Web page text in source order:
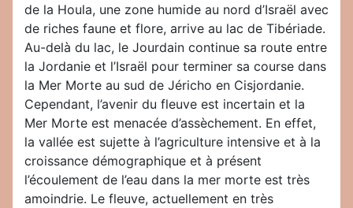
de la Houla, une zone humide au nord d’Israël avec
de riches faune et flore, arrive au lac de Tibériade.
Au-delà du lac, le Jourdain continue sa route entre
la Jordanie et l’Israël pour terminer sa course dans
la Mer Morte au sud de Jéricho en Cisjordanie.
Cependant, l’avenir du fleuve est incertain et la
Mer Morte est menacée d’assèchement. En effet,
la vallée est sujette à l’agriculture intensive et à la
croissance démographique et à présent
l’écoulement de l’eau dans la mer morte est très
amoindrie. Le fleuve, actuellement en très